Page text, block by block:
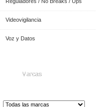
Videovigilancia
Voz y Datos
Marcas